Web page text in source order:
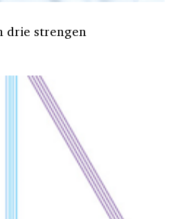
drie strengen